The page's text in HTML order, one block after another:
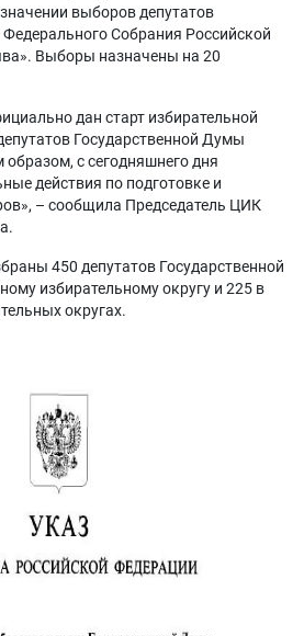
выборов депутатов
Собрания Российской
Выборы назначены на 20
дан старт избирательной
Государственной Думы
с сегодняшнего дня
действия по подготовке и
– сообщила Председатель ЦИК
450 депутатов Государственной
избирательному округу и 225 в
округах.